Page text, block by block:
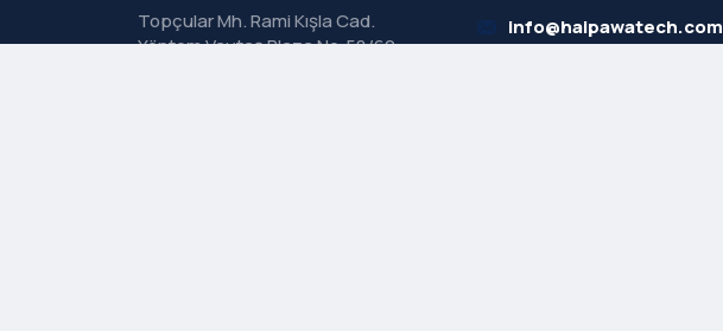
Topçular Mh. Rami Kışla Cad.
Yöntem Vaytaş Plaza No:58/60
info@haipawatech.com